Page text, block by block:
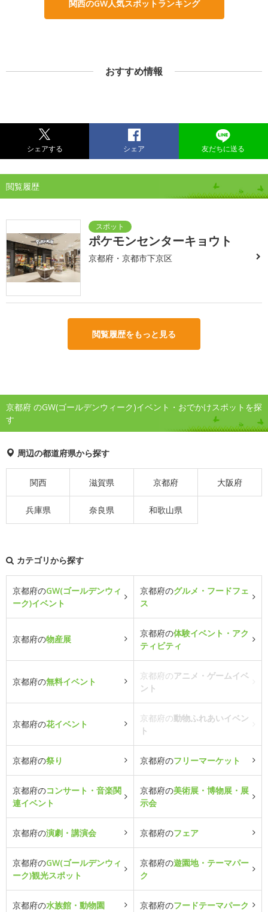
関西のGW人気スポットランキング
おすすめ情報
シェアする シェア 友だちに送る
閲覧履歴
ポケモンセンターキョウト
京都府・京都市下京区
閲覧履歴をもっと見る
京都府 のGW(ゴールデンウィーク)イベント・おでかけスポットを探
す
周辺の都道府県から探す
関西 滋賀県 京都府 大阪府
兵庫県 奈良県 和歌山県
カテゴリから探す
京都府のGW(ゴールデンウィ
ーク)イベント
京都府のグルメ・フードフェ
ス
京都府の物産展
京都府の体験イベント・アク
ティビティ
京都府の無料イベント
京都府のアニメ・ゲームイベ
ント
京都府の花イベント
京都府の動物ふれあいイベン
ト
京都府の祭り 京都府のフリーマーケット
京都府のコンサート・音楽関
連イベント
京都府の美術展・博物展・展
示会
京都府の演劇・講演会 京都府のフェア
京都府のGW(ゴールデンウィ
ーク)観光スポット
京都府の遊園地・テーマパー
ク
京都府の水族館・動物園 京都府のフードテーマパーク